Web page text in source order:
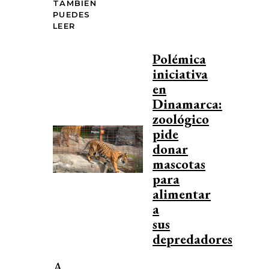
TAMBIÉN
PUEDES
LEER
Polémica
iniciativa
en
Dinamarca:
zoológico
pide
donar
mascotas
para
alimentar
a
sus
depredadores